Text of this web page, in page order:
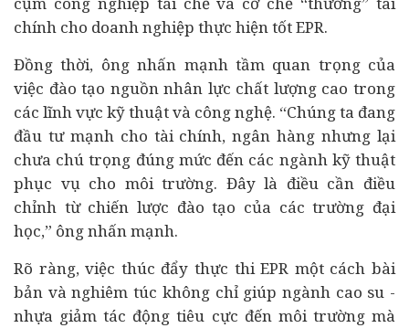
chính cho doanh nghiệp thực hiện tốt EPR.
Đồng thời, ông nhấn mạnh tầm quan trọng của
việc đào tạo nguồn nhân lực chất lượng cao trong
các lĩnh vực kỹ thuật và công nghệ. “Chúng ta đang
đầu tư mạnh cho tài chính,ngân hàng nhưng lại
chưa chú trọng đúng mức đến các ngành kỹ thuật
phục vụ cho môi trường. Đây là điều cần điều
chỉnh từ chiến lược đào tạo của các trường đại
học,” ông nhấn mạnh.
Rõ ràng, việc thúc đẩy thực thi EPR một cách bài
bản và nghiêm túc không chỉ giúp ngành cao su -
nhựa giảm tác động tiêu cực đến môi trường mà